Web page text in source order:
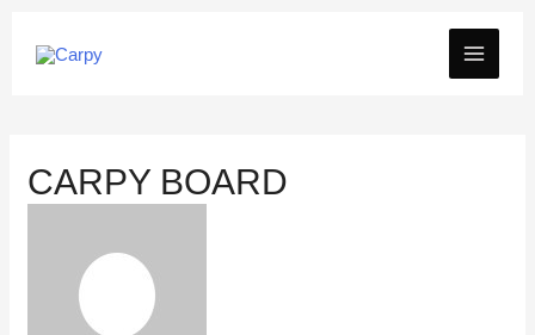
Inhalt
MAIN
CARPY BOARD